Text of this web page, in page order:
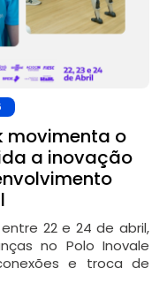
movimenta o
a inovação
22 e 24 de abril,
no Polo Inovale
e troca de